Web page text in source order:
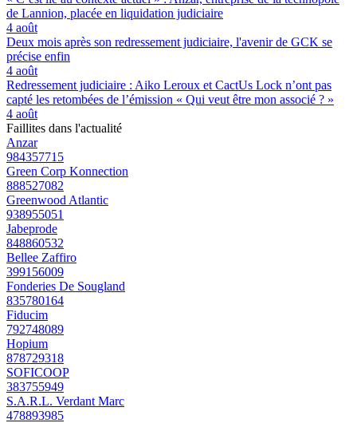
de Lannion, placée en liquidation judiciaire
4 août
Deux mois après son redressement judiciaire, l'avenir de GCK se
précise enfin
4 août
Redressement judiciaire : Aiko Leroux et CactUs Lock n’ont pas
capté les retombées de l’émission « Qui veut être mon associé ? »
4 août
Faillites dans l'actualité
Anzar
984357715
Green Corp Konnection
888527082
Greenwood Atlantic
938955051
Jabeprode
848860532
Bellee Zaffiro
399156009
Fonderies De Sougland
835780164
Fiducim
792748089
Hopium
878729318
SOFICOOP
383755949
S.A.R.L. Verdant Marc
478893985